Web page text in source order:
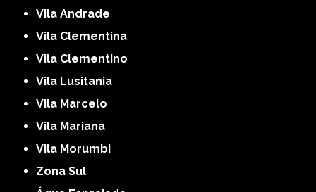
Vila Andrade
Vila Clementina
Vila Clementino
Vila Lusitania
Vila Marcelo
Vila Mariana
Vila Morumbi
Zona Sul